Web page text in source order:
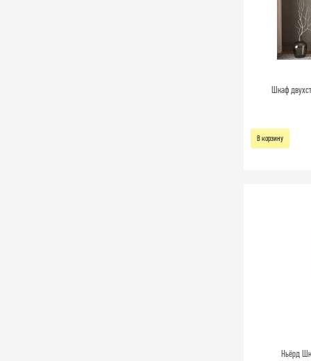
Шкаф
В корзину
Ньёрд